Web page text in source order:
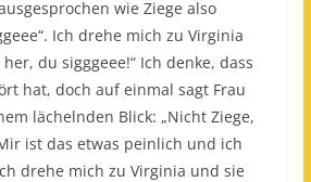
wie Ziege also
Ich drehe mich zu Virginia
du sigggeee!“ Ich denke, dass
hat, doch auf einmal sagt Frau
lächelnden Blick: „Nicht Ziege,
ist das etwas peinlich und ich
drehe mich zu Virginia und sie